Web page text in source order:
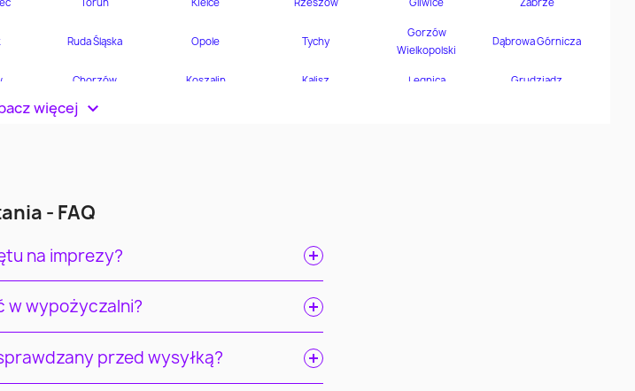
więcej >
- FAQ
na imprezy?
w wypożyczalni?
przed wysyłką?